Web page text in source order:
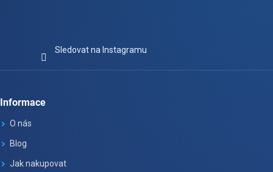
Sledovat na Instagramu
Informace
O nás
Blog
Jak nakupovat